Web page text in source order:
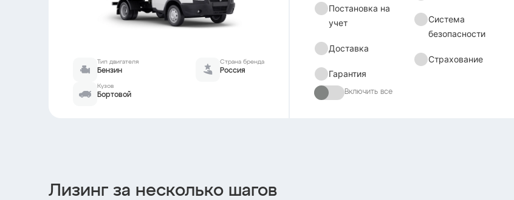
Тип двигателя
Бензин
Страна бренда
Россия
Кузов
Бортовой
Постановка на
учет
Доставка
Гарантия
Система
безопасности
Страхование
Включить все
Лизинг за несколько шагов